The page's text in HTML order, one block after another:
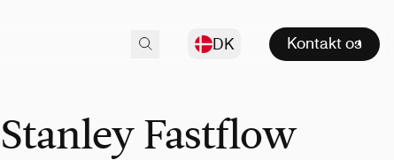
DK Kontakt os
Stanley Fastflow